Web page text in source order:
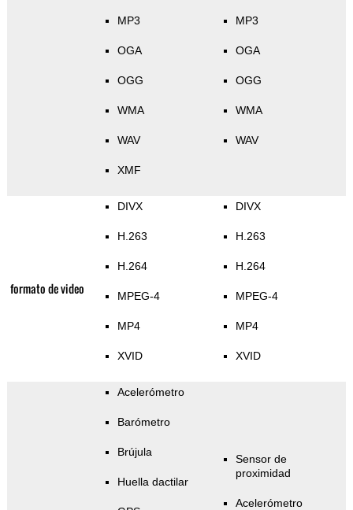
MP3
OGA
OGG
WMA
WAV
XMF
MP3
OGA
OGG
WMA
WAV
formato de video
DIVX
H.263
H.264
MPEG-4
MP4
XVID
DIVX
H.263
H.264
MPEG-4
MP4
XVID
Acelerómetro
Barómetro
Brújula
Huella dactilar
Sensor de
proximidad
Acelerómetro